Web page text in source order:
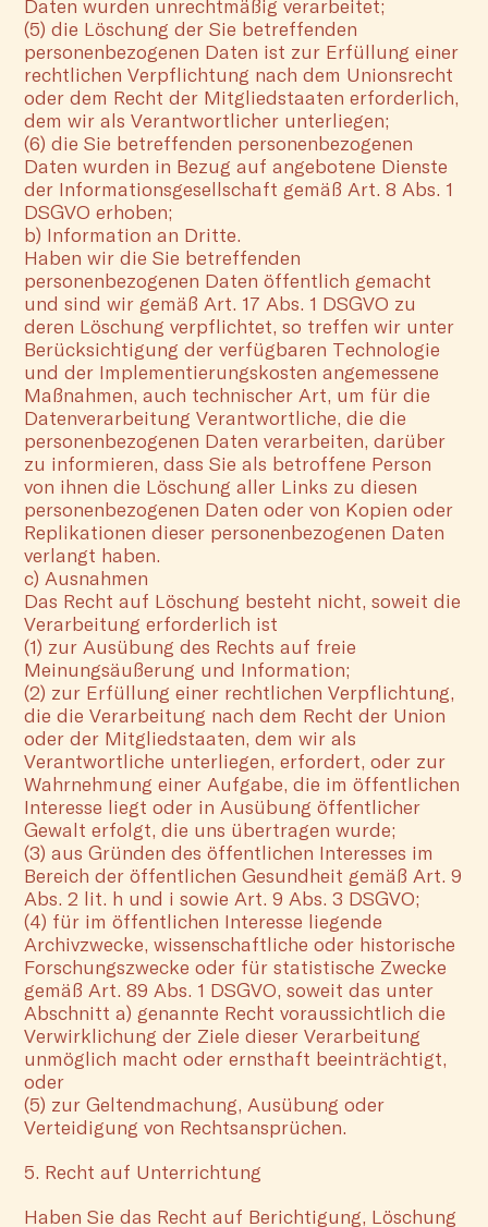
Daten wurden unrechtmäßig verarbeitet;
(5) die Löschung der Sie betreffenden
personenbezogenen Daten ist zur Erfüllung einer
rechtlichen Verpflichtung nach dem Unionsrecht
oder dem Recht der Mitgliedstaaten erforderlich,
dem wir als Verantwortlicher unterliegen;
(6) die Sie betreffenden personenbezogenen
Daten wurden in Bezug auf angebotene Dienste
der Informationsgesellschaft gemäß Art. 8 Abs. 1
DSGVO erhoben;
b) Information an Dritte.
Haben wir die Sie betreffenden
personenbezogenen Daten öffentlich gemacht
und sind wir gemäß Art. 17 Abs. 1 DSGVO zu
deren Löschung verpflichtet, so treffen wir unter
Berücksichtigung der verfügbaren Technologie
und der Implementierungskosten angemessene
Maßnahmen, auch technischer Art, um für die
Datenverarbeitung Verantwortliche, die die
personenbezogenen Daten verarbeiten, darüber
zu informieren, dass Sie als betroffene Person
von ihnen die Löschung aller Links zu diesen
personenbezogenen Daten oder von Kopien oder
Replikationen dieser personenbezogenen Daten
verlangt haben.
c) Ausnahmen
Das Recht auf Löschung besteht nicht, soweit die
Verarbeitung erforderlich ist
(1) zur Ausübung des Rechts auf freie
Meinungsäußerung und Information;
(2) zur Erfüllung einer rechtlichen Verpflichtung,
die die Verarbeitung nach dem Recht der Union
oder der Mitgliedstaaten, dem wir als
Verantwortliche unterliegen, erfordert, oder zur
Wahrnehmung einer Aufgabe, die im öffentlichen
Interesse liegt oder in Ausübung öffentlicher
Gewalt erfolgt, die uns übertragen wurde;
(3) aus Gründen des öffentlichen Interesses im
Bereich der öffentlichen Gesundheit gemäß Art. 9
Abs. 2 lit. h und i sowie Art. 9 Abs. 3 DSGVO;
(4) für im öffentlichen Interesse liegende
Archivzwecke, wissenschaftliche oder historische
Forschungszwecke oder für statistische Zwecke
gemäß Art. 89 Abs. 1 DSGVO, soweit das unter
Abschnitt a) genannte Recht voraussichtlich die
Verwirklichung der Ziele dieser Verarbeitung
unmöglich macht oder ernsthaft beeinträchtigt,
oder
(5) zur Geltendmachung, Ausübung oder
Verteidigung von Rechtsansprüchen.
5. Recht auf Unterrichtung
Haben Sie das Recht auf Berichtigung, Löschung